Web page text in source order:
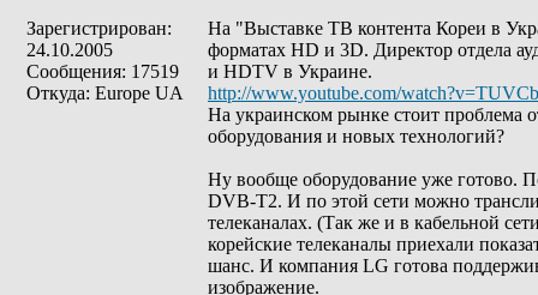
Зарегистрирован:
24.10.2005
Сообщения: 17519
Откуда: Europe UA
На "Выставке ТВ контента Кореи в
форматах HD и 3D. Директор отдела
и HDTV в Украине.
http://www.youtube.com/
На украинском рынке стоит проблема
оборудования и новых технологий?
Ну вообще оборудование уже готово.
DVB-T2. И по этой сети можно
телеканалах. (Так же и в кабельной
корейские телеканалы приехали
шанс. И компания LG готова
изображение.